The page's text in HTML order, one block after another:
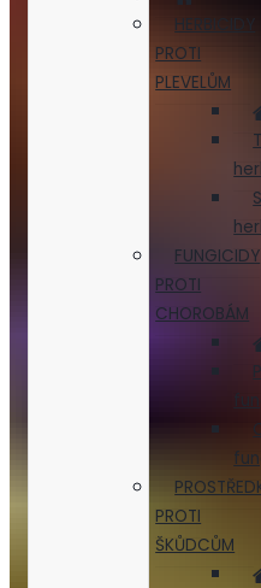
HERBICIDY
PROTI
PLEVELŮM
FUNGICIDY
PROTI
CHOROBÁM
PROTI
ŠKŮDCŮM